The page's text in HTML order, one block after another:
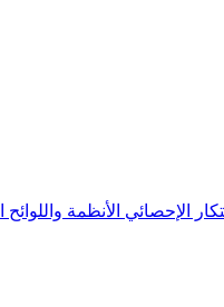
الإحصائي الأنظمة واللوائح